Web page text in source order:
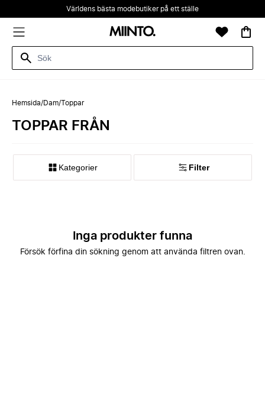
Världens bästa modebutiker på ett ställe
Hemsida/Dam/Toppar
TOPPAR FRÅN
Kategorier Filter
Inga produkter funna
Försök förfina din sökning genom att använda filtren ovan.